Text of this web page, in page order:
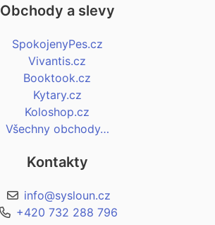
Obchody a slevy
SpokojenyPes.cz
Vivantis.cz
Booktook.cz
Kytary.cz
Koloshop.cz
Všechny obchody…
Kontakty
info@sysloun.cz
+420 732 288 796